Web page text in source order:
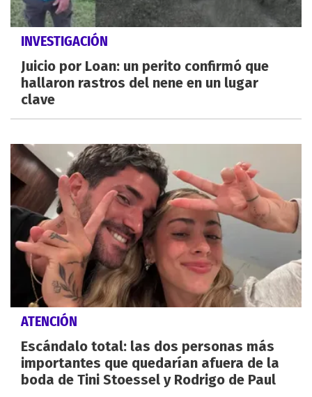
INVESTIGACIÓN
Juicio por Loan: un perito confirmó que
hallaron rastros del nene en un lugar
clave
ATENCIÓN
Escándalo total: las dos personas más
importantes que quedarían afuera de la
boda de Tini Stoessel y Rodrigo de Paul